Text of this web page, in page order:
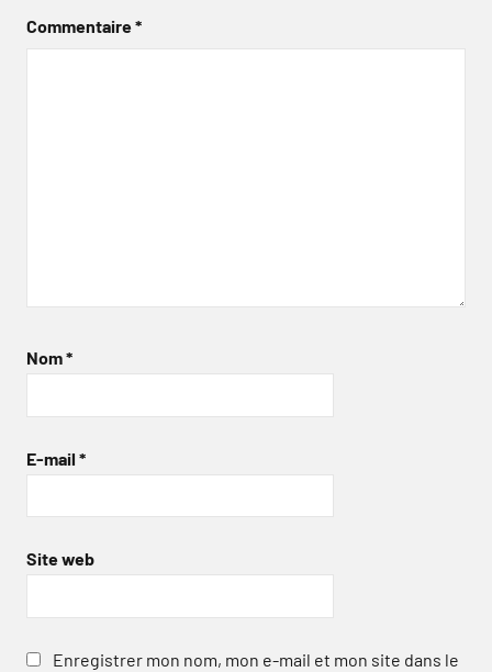
Commentaire*
Nom*
E-mail *
Site web
Enregistrer mon nom, mon e-mail et mon site dans le